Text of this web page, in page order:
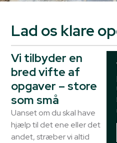
Lad os klare
Vi tilbyder en
bred vifte af
opgaver – store
som små
Uanset om du skal have
hjælp til det ene eller det
andet, stræber vi altid